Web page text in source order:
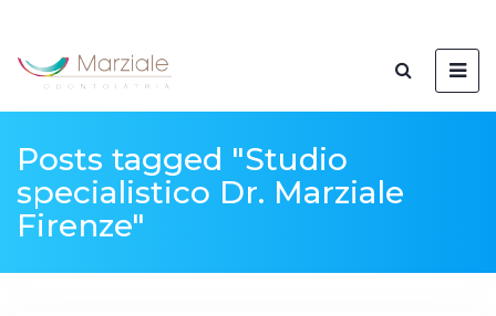
Posts tagged "Studio
specialistico Dr. Marziale
Firenze"